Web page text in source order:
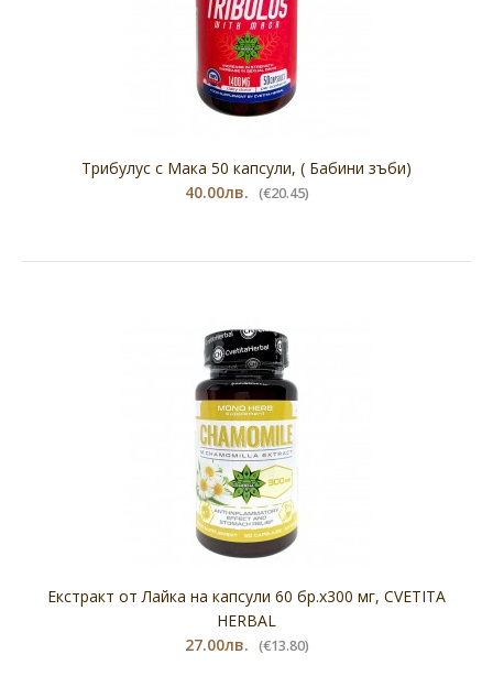
Магнезиев цитрат 200 мг, 100 капсулиХранителна
добавкаКакви са ползите от Магнезиев цитрат?
Спомага з..
Трибулус с Мака 50 капсули, ( Бабини зъби)
40.00лв. (€20.45)
Екстракт от Лайка на капсули 60 бр.х300 мг, CVETITA
HERBAL
27.00лв. (€13.80)